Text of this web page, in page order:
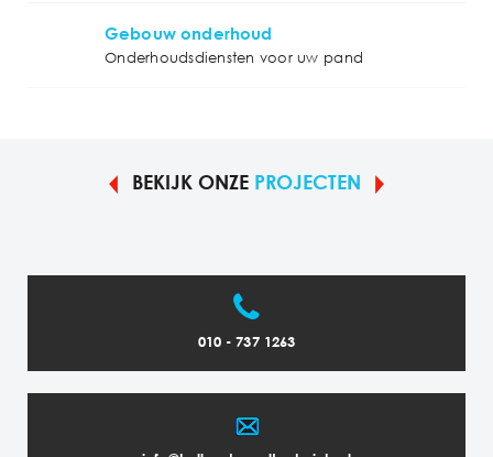
Gebouw onderhoud
Onderhoudsdiensten voor uw pand
BEKIJK ONZE PROJECTEN
010 - 737 1263